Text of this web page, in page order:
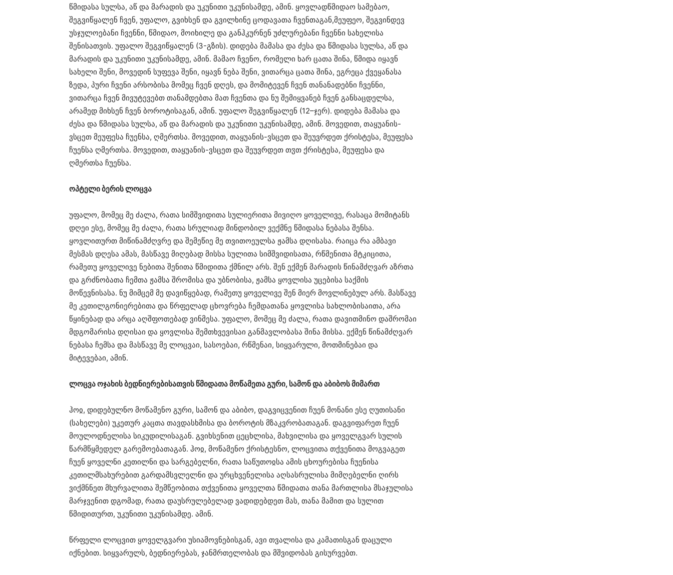
წმიდასა სულსა, აწ და მარადის და უკუნითი უკუნისამდე, ამინ. ყოვლადწმიდაო სამებაო,
შეგვიწყალენ ჩვენ, უფალო, გვიხსენ და გვილხინე ცოდავათა ჩვენთაგან,მეუფეო, შეგვინდევ
უსჯულოებანი ჩვენნი, წმიდაო, მოიხილე და განჰკურნენ უძლურებანი ჩვენნი სახელისა
შენისათვის. უფალო შეგვიწყალენ (3-გზის). დიდება მამასა და ძესა და წმიდასა სულსა, აწ და
მარადის და უკუნითი უკუნისამდე, ამინ. მამაო ჩვენო, რომელი ხარ ცათა შინა, წმიდა იყავნ
სახელი შენი, მოვედინ სუფევა შენი, იყავნ ნება შენი, ვითარცა ცათა შინა, ეგრეცა ქვეყანასა
ზედა, პური ჩვენი არსობისა მომეც ჩვენ დღეს, და მომიტევენ ჩვენ თანანადებნი ჩვენნი,
ვითარცა ჩვენ მივუტევებთ თანამდებთა მათ ჩვენთა და ნუ შემიყვანებ ჩვენ განსაცდელსა,
არამედ მიხსენ ჩვენ ბოროტისაგან, ამინ. უფალო შეგვიწყალენ (12–ჯერ). დიდება მამასა და
ძესა და წმიდასა სულსა, აწ და მარადის და უკუნითი უკუნისამდე, ამინ. მოვედით, თაყუანის-
ვსცეთ მეუფესა ჩუენსა, ღმერთსა. მოვედით, თაყუანის-ვსცეთ და შეუვრდეთ ქრისტესა, მეუფესა
ჩუენსა ღმერთსა. მოვედით, თაყუანის-ვსცეთ და შეუვრდეთ თჳთ ქრისტესა, მეუფესა და
ღმერთსა ჩუენსა.
ოპტელი ბერის ლოცვა
უფალო, მომეც მე ძალა, რათა სიმშვიდითა სულიერითა მივიღო ყოველივე, რასაცა მომიტანს
დღეი ესე, მომეც მე ძალა, რათა სრულიად მინდობილ ვექმნე წმიდასა ნებასა შენსა.
ყოვლითურთ მიწინამძღვრე და შემეწიე მე თვითოეულსა ჟამსა დღისასა. რაიცა რა ამბავი
მესმას დღესა ამას, მასწავე მიღებად მისსა სულითა სიმშვიდისათა, რწმენითა მტკიცითა,
რამეთუ ყოველივე ნებითა შენითა წმიდითა ქმნილ არს. შენ ექმენ მარადის წინამძღვარ აზრთა
და გრძნობათა ჩემთა ჟამსა შრომისა და უბნობისა, ჟამსა ყოვლისა უცებისა საქმის
მოწევნისასა. ნუ მიმცემ მე დავიწყებად, რამეთუ ყოველივე შენ მიერ მოვლინებულ არს. მასწავე
მე კეთილგონიერებითა და წრფელად ცხოვრება ჩემდათანა ყოვლისა სახლობისაითა, არა
წყინებად და არცა აღშფოთებად ვინმესა. უფალო, მომეც მე ძალა, რათა დავითმინო დაშრომაი
მდგომარისა დღისაი და ყოვლისა შემთხვევისაი განმავლობასა შინა მისსა. ექმენ წინამძღვარ
ნებასა ჩემსა და მასწავე მე ლოცვაი, სასოებაი, რწმენაი, სიყვარული, მოთმინებაი და
მიტევებაი, ამინ.
ლოცვა ოჯახის ბედნიერებისათვის წმიდათა მოწამეთა გური, სამონ და აბიბოს მიმართ
ჰოჲ, დიდებულნო მოწამენო გური, სამონ და აბიბო, დაგვიცვენით ჩუენ მონანი ესე ღუთისანი
(სახელები) უკეთურ კაცთა თავდასხმისა და ბოროტის მზაკვრობათაგან. დაგვიფარეთ ჩუენ
მოულოდნელისა სიკუდილისაგან. გვიხსენით ცეცხლისა, მახვილისა და ყოველგვარ სულის
წარმწყმედელ გარემოებათაგან. ჰოჲ, მოწამენო ქრისტესნო, ლოცვითა თქვენითა მოგვაგეთ
ჩუენ ყოველნი კეთილნი და სარგებელნი, რათა საწუთოჲსა ამის ცხოურებისა ჩუენისა
კეთილმსახურებით გარდამსვლელნი და ურცხვენელისა აღსასრულისა მიმღებელნი ღირს
ვიქმნნეთ მხურვალითა შემწეობითა თქვენითა ყოველთა წმიდათა თანა მართლისა მსაჯულისა
მარჯვენით დგომად, რათა დაუსრულებელად ვადიდებდეთ მას, თანა მამით და სულით
წმიდითურთ, უკუნითი უკუნისამდე. ამინ.
წრფელი ლოცვით ყოველგვარი უსიამოვნებისგან, ავი თვალისა და კამათისგან დაცული
იქნებით. სიყვარულს, ბედნიერებას, ჯანმრთელობას და მშვიდობას გისურვებთ.